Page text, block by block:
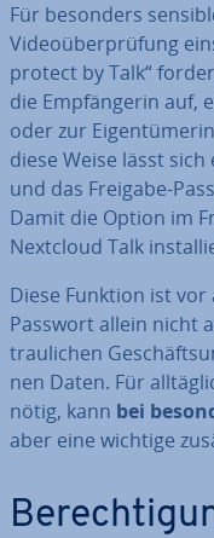
Für besonders
Vi­deo­über­prü­fung
protect by Talk“
die Emp­fän­ge­rin auf,
oder zur
diese Weise lässt
und das Freigabe-
Damit die Option im
Nextcloud Talk
Diese Funktion ist
Passwort allein nicht
trau­li­chen
nen Daten. Für
nötig, kann bei
aber eine wichtige